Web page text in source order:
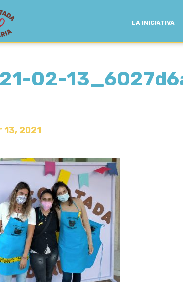
LA INICIATIVA
02-
2021